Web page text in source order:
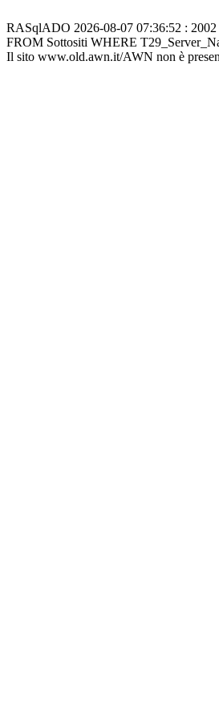
RASqlADO 2026-08-07 07:36:52 :
FROM Sottositi WHERE
Il sito www.old.awn.it/AWN non è